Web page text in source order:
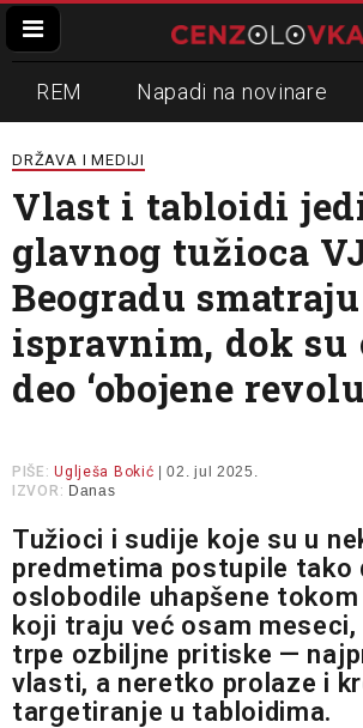
REM Napadi na novinare
Zvučni top
Propaganda Lokalni mediji
Informer Slavko Ćuruvija
DRŽAVA I MEDIJI
Vlast i tabloidi
glavnog tužioca
Beogradu smatraju
ispravnim, dok su
deo ‘obojene
PIŠE: Uglješa Bokić | 02. jul 2025.
IZVOR: Danas
Tužioci i sudije koje su u
predmetima postupile tako
oslobodile uhapšene
koji traju već osam meseci,
trpe ozbiljne pritiske —
vlasti, a neretko prolaze i
targetiranje u tabloidima.